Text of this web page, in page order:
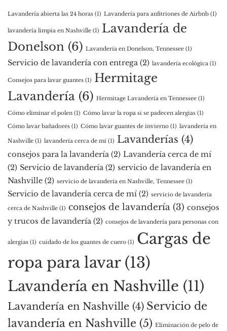
Lavandería abierta las 24 horas (1) Lavandería para anfitriones de Airbnb (1)
lavandería limpia en Nashville (1) Lavandería de
Donelson (6) Lavandería en Donelson, Tennessee (1)
Servicio de lavandería con entrega (2) lavandería ecológica (1)
Consejos para lavar guantes (1) Hermitage
Lavandería (6) Hermitage Lavandería en Tennessee (1)
Cómo eliminar el polen (1) Cómo lavar la ropa si se padecen alergias (1)
Cómo lavar bañadores (1) Cómo lavar guantes de invierno (1) lavandería en
Nashville (1) lavandería cerca de mí (1) Lavanderías (4)
consejos para la lavandería (2) Lavandería cerca de mí
(2) Servicio de lavandería (2) servicio de lavandería en
Nashville (2) servicio de lavandería en Nashville, Tennessee (1)
Servicio de lavandería cerca de mí (2) servicio de lavandería
cerca de Nashville (1) consejos de lavandería (3) consejos
y trucos de lavandería (2) consejos de lavandería para personas con
alergias (1) cuidado de los guantes de cuero (1) Cargas de
ropa para lavar(13)
Lavandería en Nashville (11)
Lavandería en Nashville (4) Servicio de
lavandería en Nashville (5) Eliminación de pelo de